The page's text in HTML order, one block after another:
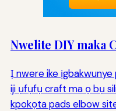
Nwelite DIY maka
Ị nwere ike
iji ụfụfụ craft ma ọ bụ
kpokọta pads elbow